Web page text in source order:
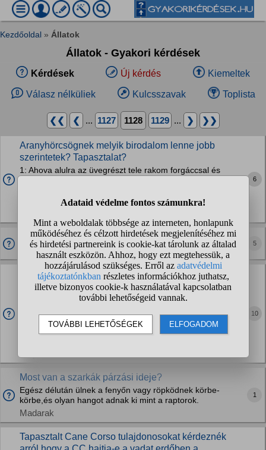
Kezdőoldal » Állatok
Állatok - Gyakori kérdések
Kérdések Új kérdés Kiemeltek
Válasz nélküliek Kulcsszavak Toplista
❮❮ ❮ ... 1127 1128 1129 ... ❯ ❯❯
Aranyhörcsögnek melyik birodalom lenne jobb
szerintetek? Tapasztalat?
1: Ahova alulra az üvegrészt tele rakom forgáccsal és
egy hatalmas alagútrendszert építek...
6
A tücskök hogy nem kopnak el??
Rovarok, ízeltlábúak
5
Mit kell csinálni, ha egy kutya megharapja a tieteket
és esetleg nincs ott a gazdája? Hogy kell
szétválasztani őket?
volt a gazdija és így sikerült leszedni a másik kutyát az
10
Most van a szarkák párzási ideje?
Egész délután ülnek a fenyőn vagy röpködnek körbe-
körbe,és olyan hangot adnak ki mint a raptorok.
Madarak
1
Tapasztalt Cane Corso tulajdonosokat kérdeznék